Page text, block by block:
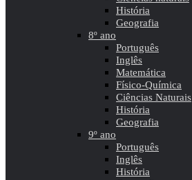
História
Geografia
8º ano
Português
Inglês
Matemática
Físico-Química
Ciências Naturais
História
Geografia
9º ano
Português
Inglês
História